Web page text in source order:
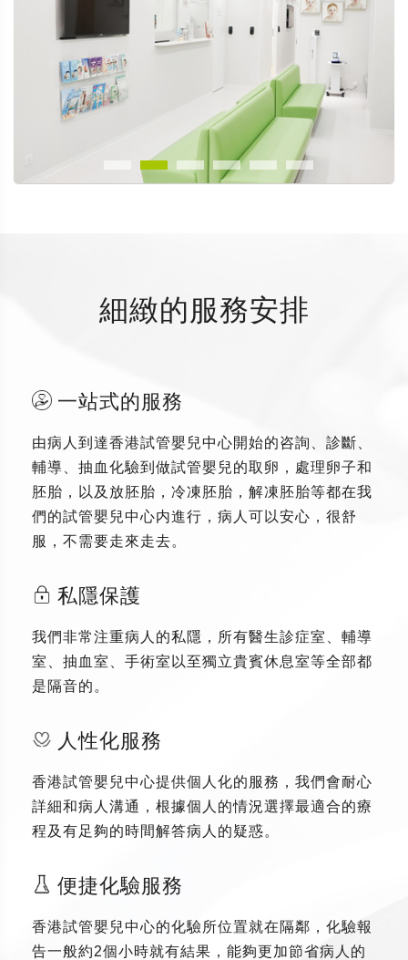
細緻的服務安排
一站式的服務
由病人到達香港試管嬰兒中心開始的咨詢、診斷、
輔導、抽血化驗到做試管嬰兒的取卵，處理卵子和
胚胎，以及放胚胎，冷凍胚胎，解凍胚胎等都在我
們的試管嬰兒中心内進行，病人可以安心，很舒
服，不需要走來走去。
私隱保護
我們非常注重病人的私隱，所有醫生診症室、輔導
室、抽血室、手術室以至獨立貴賓休息室等全部都
是隔音的。
人性化服務
香港試管嬰兒中心提供個人化的服務，我們會耐心
詳細和病人溝通，根據個人的情況選擇最適合的療
程及有足夠的時間解答病人的疑惑。
便捷化驗服務
香港試管嬰兒中心的化驗所位置就在隔鄰，化驗報
告一般約2個小時就有結果，能夠更加節省病人的